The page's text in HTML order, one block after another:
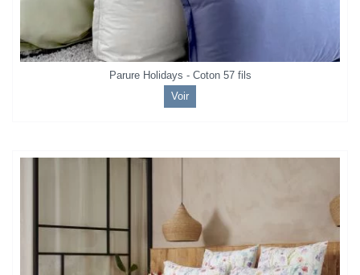
Parure Holidays - Coton 57 fils
Voir